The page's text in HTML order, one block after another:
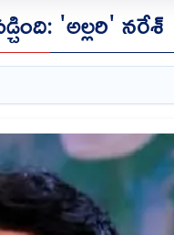
'అల్లరి' నరేశ్